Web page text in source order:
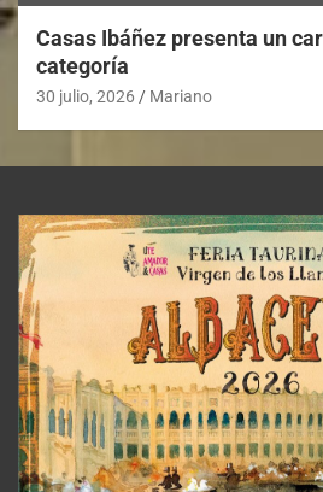
Casas Ibáñez presenta un
categoría
30 julio, 2026 Mariano